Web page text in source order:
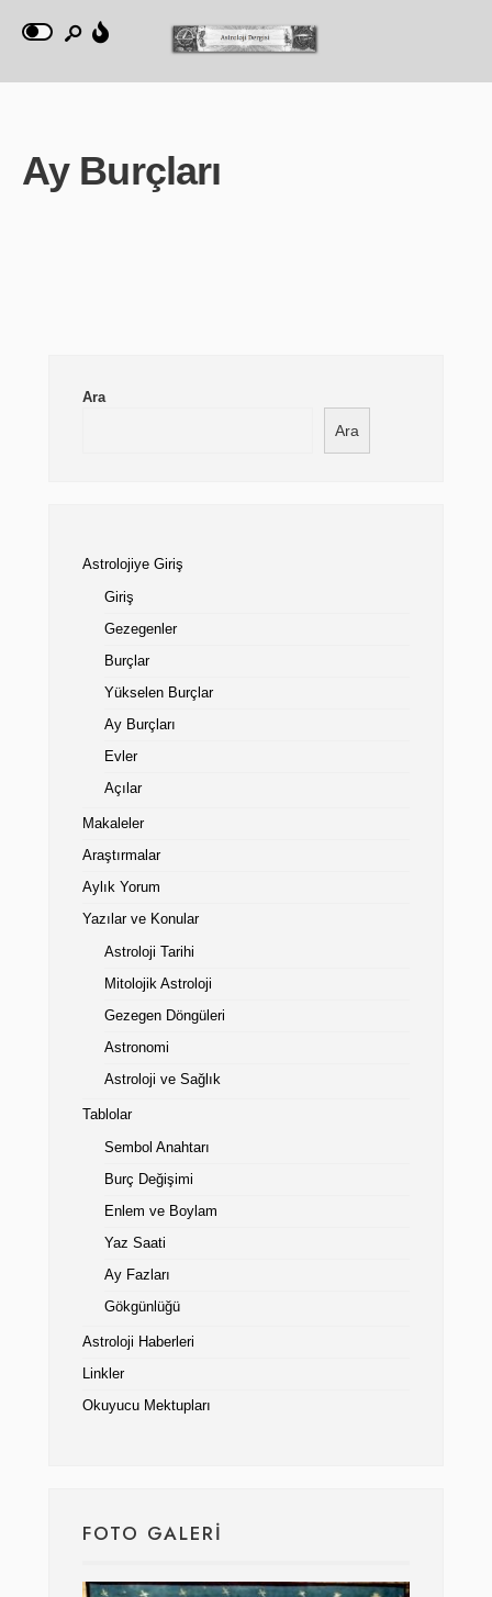
Ay Burçları
Ara
Ara
Astrolojiye Giriş
Giriş
Gezegenler
Burçlar
Yükselen Burçlar
Ay Burçları
Evler
Açılar
Makaleler
Araştırmalar
Aylık Yorum
Yazılar ve Konular
Astroloji Tarihi
Mitolojik Astroloji
Gezegen Döngüleri
Astronomi
Astroloji ve Sağlık
Tablolar
Sembol Anahtarı
Burç Değişimi
Enlem ve Boylam
Yaz Saati
Ay Fazları
Gökgünlüğü
Astroloji Haberleri
Linkler
Okuyucu Mektupları
FOTO GALERI